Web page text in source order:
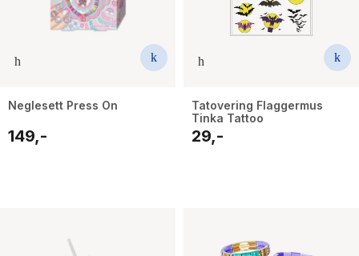
Neglesett Press On
149,-
Tatovering Flaggermus
Tinka Tattoo
29,-